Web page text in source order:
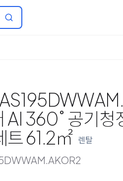
AI 360˚ 공기청
트 61.2㎡ 렌탈